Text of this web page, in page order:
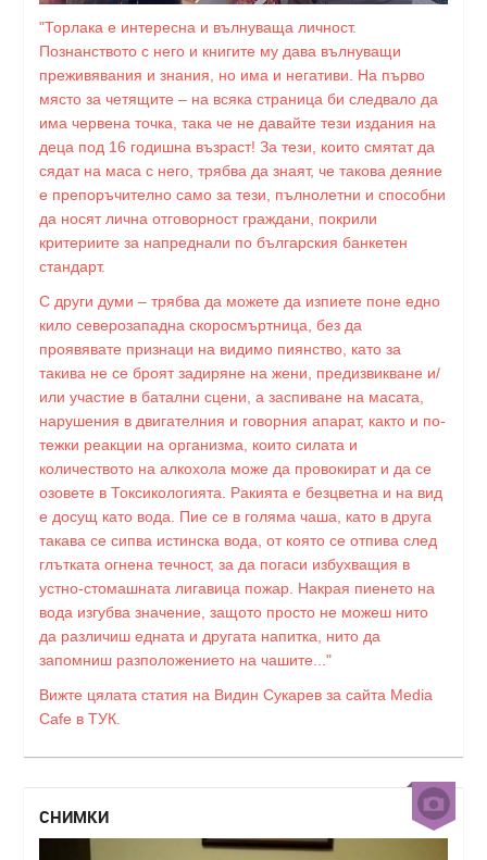
"Торлака е интересна и вълнуваща личност.
Познанството с него и книгите му дава вълнуващи
преживявания и знания, но има и негативи. На първо
място за четящите – на всяка страница би следвало да
има червена точка, така че не давайте тези издания на
деца под 16 годишна възраст! За тези, които смятат да
сядат на маса с него, трябва да знаят, че такова деяние
е препоръчително само за тези, пълнолетни и способни
да носят лична отговорност граждани, покрили
критериите за напреднали по българския банкетен
стандарт.
С други думи – трябва да можете да изпиете поне едно
кило северозападна скоросмъртница, без да
проявявате признаци на видимо пиянство, като за
такива не се броят задиряне на жени, предизвикване и/
или участие в батални сцени, а заспиване на масата,
нарушения в двигателния и говорния апарат, както и по-
тежки реакции на организма, които силата и
количеството на алкохола може да провокират и да се
озовете в Токсикологията. Ракията е безцветна и на вид
е досущ като вода. Пие се в голяма чаша, като в друга
такава се сипва истинска вода, от която се отпива след
глътката огнена течност, за да погаси избухващия в
устно-стомашната лигавица пожар. Накрая пиенето на
вода изгубва значение, защото просто не можеш нито
да различиш едната и другата напитка, нито да
запомниш разположението на чашите..."
Вижте цялата статия на Видин Сукарев за сайта Media
Cafe в ТУК.
СНИМКИ